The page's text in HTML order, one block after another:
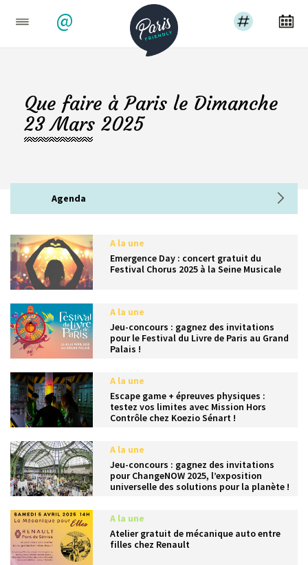
@
Que faire à Paris le Dimanche
23 Mars 2025
Agenda
A la une
Emergence Day : concert gratuit du
Festival Chorus 2025 à la Seine Musicale
A la une
Jeu-concours : gagnez des invitations
pour le Festival du Livre de Paris au Grand
Palais !
A la une
Escape game + épreuves physiques :
testez vos limites avec Mission Hors
Contrôle chez Koezio Sénart !
A la une
Jeu-concours : gagnez des invitations
pour ChangeNOW 2025, l’exposition
universelle des solutions pour la planète !
A la une
Atelier gratuit de mécanique auto entre
filles chez Renault